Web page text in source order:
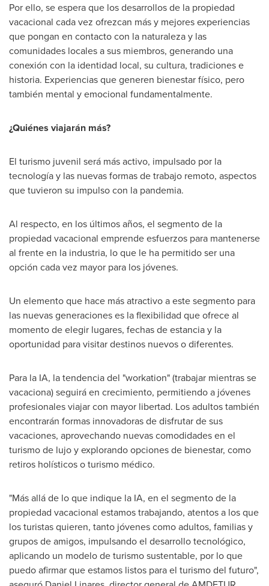
Por ello, se espera que los desarrollos de la propiedad
vacacional cada vez ofrezcan más y mejores experiencias
que pongan en contacto con la naturaleza y las
comunidades locales a sus miembros, generando una
conexión con la identidad local, su cultura, tradiciones e
historia. Experiencias que generen bienestar físico, pero
también mental y emocional fundamentalmente.
¿Quiénes viajarán más?
El turismo juvenil será más activo, impulsado por la
tecnología y las nuevas formas de trabajo remoto, aspectos
que tuvieron su impulso con la pandemia.
Al respecto, en los últimos años, el segmento de la
propiedad vacacional emprende esfuerzos para mantenerse
al frente en la industria, lo que le ha permitido ser una
opción cada vez mayor para los jóvenes.
Un elemento que hace más atractivo a este segmento para
las nuevas generaciones es la flexibilidad que ofrece al
momento de elegir lugares, fechas de estancia y la
oportunidad para visitar destinos nuevos o diferentes.
Para la IA, la tendencia del "workation" (trabajar mientras se
vacaciona) seguirá en crecimiento, permitiendo a jóvenes
profesionales viajar con mayor libertad. Los adultos también
encontrarán formas innovadoras de disfrutar de sus
vacaciones, aprovechando nuevas comodidades en el
turismo de lujo y explorando opciones de bienestar, como
retiros holísticos o turismo médico.
"Más allá de lo que indique la IA, en el segmento de la
propiedad vacacional estamos trabajando, atentos a los que
los turistas quieren, tanto jóvenes como adultos, familias y
grupos de amigos, impulsando el desarrollo tecnológico,
aplicando un modelo de turismo sustentable, por lo que
puedo afirmar que estamos listos para el turismo del futuro",